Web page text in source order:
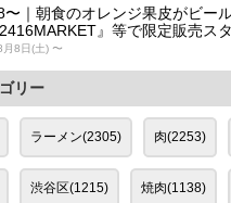
〜｜朝食のオレンジ果皮がビー
2416MARKET』等で限定販売ス
月8日(土) 〜
リー
ラーメン(2305) 肉(2253)
渋谷区(1215) 焼肉(1138)